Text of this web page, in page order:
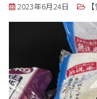
2023年6月24日